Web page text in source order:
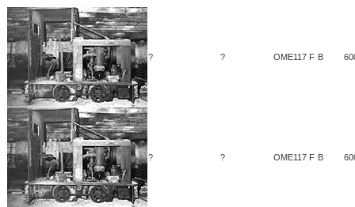
? ? OME117 F B
? ? OME117 F B